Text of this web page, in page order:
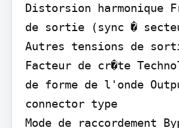
Distorsion harmonique
de sortie (sync �
Autres tensions de
Facteur de cr�te
de forme de l'onde
connector type
Mode de raccordement